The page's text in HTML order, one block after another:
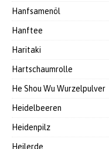
Hanfsamenöl
Hanftee
Haritaki
Hartschaumrolle
He Shou Wu Wurzelpulver
Heidelbeeren
Heidenpilz
Heilerde